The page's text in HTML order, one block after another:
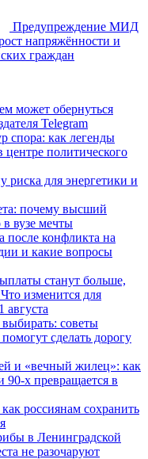
Предупреждение МИД
напряжённости и
граждан
может обернуться
Telegram
спора: как легенды
центре политического
риска для энергетики и
почему высший
в вузе мечты
после конфликта на
и какие вопросы
станут больше,
изменится для
августа
советы
сделать дорогу
и «вечный жилец»: как
90-х превращается в
россиянам сохранить
в Ленинградской
не разочаруют